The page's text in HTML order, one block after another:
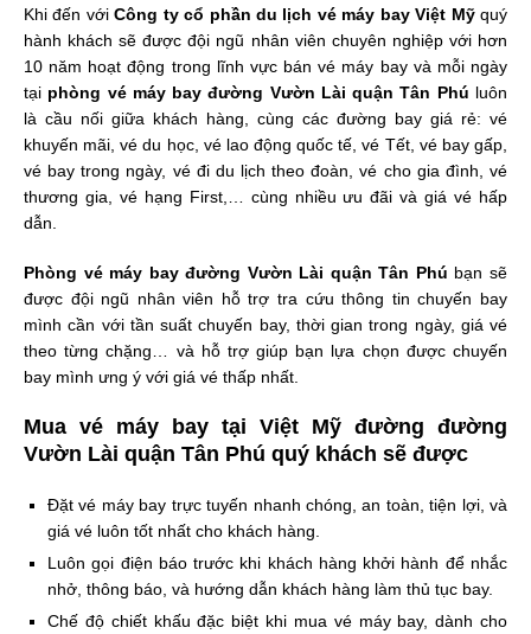
Khi đến vớiCông ty cổ phần du lịch vé máy bay Việt Mỹquý
hành khách sẽ được đội ngũ nhân viên chuyên nghiệp với hơn
10 năm hoạt động trong lĩnh vực bán vé máy bay và mỗi ngày
tại phòng vé máy bay đường Vườn Lài quận Tân Phú luôn
là cầu nối giữa khách hàng, cùng các đường bay giá rẻ: vé
khuyến mãi, vé du học, vé lao động quốc tế, vé Tết, vé bay gấp,
vé bay trong ngày, vé đi du lịch theo đoàn, vé cho gia đình, vé
thương gia, vé hạng First,… cùng nhiều ưu đãi và giá vé hấp
dẫn.
Phòng vé máy bay đường Vườn Lài quận Tân Phú bạn sẽ
được đội ngũ nhân viên hỗ trợ tra cứu thông tin chuyến bay
mình cần với tần suất chuyến bay, thời gian trong ngày, giá vé
theo từng chặng… và hỗ trợ giúp bạn lựa chọn được chuyến
bay mình ưng ý với giá vé thấp nhất.
Mua vé máy bay tại Việt Mỹ đường đường
Vườn Lài quận Tân Phú quý khách sẽ được
Đặt vé máy bay trực tuyến nhanh chóng, an toàn, tiện lợi, và
giá vé luôn tốt nhất cho khách hàng.
Luôn gọi điện báo trước khi khách hàng khởi hành để nhắc
nhở, thông báo, và hướng dẫn khách hàng làm thủ tục bay.
Chế độ chiết khấu đặc biệt khi mua vé máy bay, dành cho